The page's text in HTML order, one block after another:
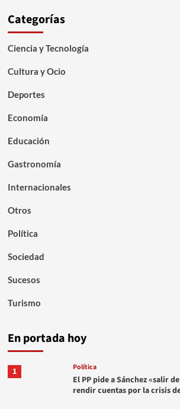
Categorías
Ciencia y Tecnología
Cultura y Ocio
Deportes
Economía
Educación
Gastronomía
Internacionales
Otros
Política
Sociedad
Sucesos
Turismo
En portada hoy
1 Política
El PP pide a Sánchez «salir
rendir cuentas por la crisis